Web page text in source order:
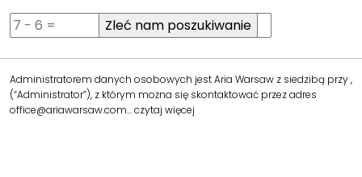
Administratorem danych osobowych jest Aria Warsaw z siedzibą przy ,
(“Administrator”), z którym można się skontaktować przez adres
office@ariawarsaw.com…czytaj więcej